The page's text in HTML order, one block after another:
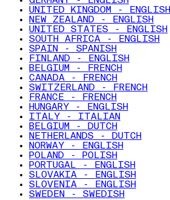
UNITED KINGDOM - ENGLISH
NEW ZEALAND - ENGLISH
UNITED STATES - ENGLISH
SOUTH AFRICA - ENGLISH
SPAIN - SPANISH
FINLAND - ENGLISH
BELGIUM - FRENCH
CANADA - FRENCH
SWITZERLAND - FRENCH
FRANCE - FRENCH
HUNGARY - ENGLISH
ITALY - ITALIAN
BELGIUM - DUTCH
NETHERLANDS - DUTCH
NORWAY - ENGLISH
POLAND - POLISH
PORTUGAL - ENGLISH
SLOVAKIA - ENGLISH
SLOVENIA - ENGLISH
SWEDEN - SWEDISH